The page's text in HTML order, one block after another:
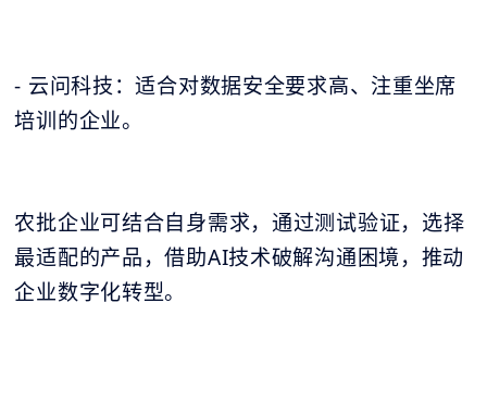
- 云问科技：适合对数据安全要求高、注重坐席
培训的企业。
农批企业可结合自身需求，通过测试验证，选择
最适配的产品，借助AI技术破解沟通困境，推动
企业数字化转型。